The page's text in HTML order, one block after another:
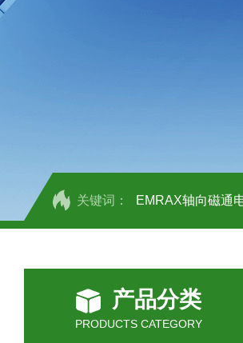
关键词： EMRAX轴向磁通
OEMER三相同步
OEMER三相同步
产品分类
PRODUCTS CATEGORY